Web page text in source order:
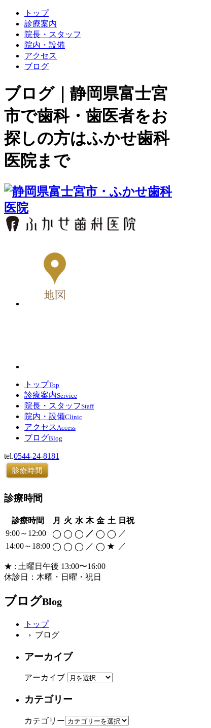
トップ
診療案内
院長・スタッフ
院内・設備
アクセス
ブログ
ブログ｜静岡県富士宮
市で歯科・歯医者をお
探しの方はふかせ歯科
医院まで
トップTop
診療案内Service
院長・スタッフStaff
院内・設備Clinic
アクセス Access
ブログBlog
tel.0544-24-8181
診療時間
診療時間 月 火 水 木 金 土 日祝
9:00～12:00
◯ ◯ ◯ ／ ◯ ◯ ／
14:00～18:00 ◯ ◯ ◯ ／ ◯ ★ ／
★ : 土曜日午後 13:00〜16:00
休診日：木曜・日曜・祝日
ブログBlog
トップ
› ブログ
アーカイブ
アーカイブ
カテゴリー
カテゴリー